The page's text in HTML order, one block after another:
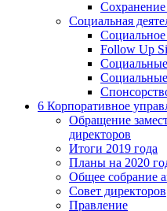
Сохранение
Социальная
Социальное
Follow Up
6 Корпоративное
Обращение
директоров
Итоги 2019 года
Планы на 2020
Общее собрание
Совет директоров
Правление